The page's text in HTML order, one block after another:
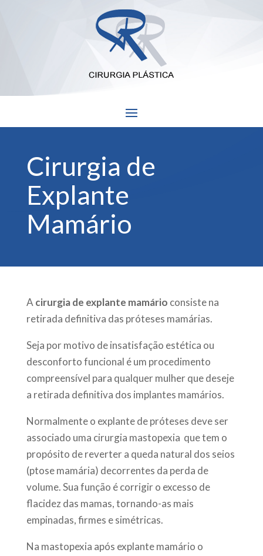
Cirurgia de
Explante
Mamário
A cirurgia de explante mamário consiste na
retirada definitiva das próteses mamárias.
Seja por motivo de insatisfação estética ou
desconforto funcional é um procedimento
compreensível para qualquer mulher que deseje
a retirada definitiva dos implantes mamários.
Normalmente o explante de próteses deve ser
associado uma cirurgia mastopexia que tem o
propósito de reverter a queda natural dos seios
(ptose mamária) decorrentes da perda de
volume. Sua função é corrigir o excesso de
flacidez das mamas, tornando-as mais
empinadas, firmes e simétricas.
Na mastopexia após explante mamário o